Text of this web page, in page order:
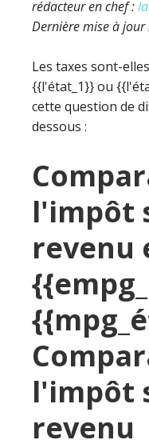
rédacteur en chef :
Dernière mise à jour
Les taxes sont-
{{l'état_1}} ou
cette question de
dessous :
l'impôt
revenu
l'impôt
revenu